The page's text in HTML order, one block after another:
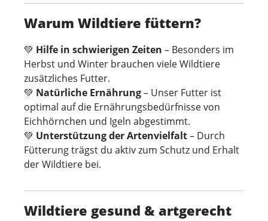
Warum Wildtiere füttern?
💚 Hilfe in schwierigen Zeiten – Besonders im
Herbst und Winter brauchen viele Wildtiere
zusätzliches Futter.
💚 Natürliche Ernährung– Unser Futter ist
optimal auf die Ernährungsbedürfnisse von
Eichhörnchen und Igeln abgestimmt.
💚 Unterstützung der Artenvielfalt– Durch
Fütterung trägst du aktiv zum Schutz und Erhalt
der Wildtiere bei.
Wildtiere gesund & artgerecht